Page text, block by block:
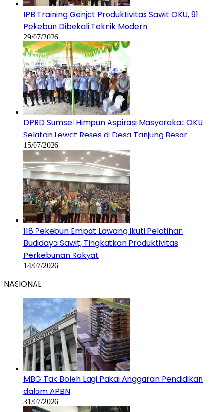
IPB Training Genjot Produktivitas Sawit OKU, 91
Pekebun Dibekali Teknik Modern
29/07/2026
DPRD Sumsel Himpun Aspirasi Masyarakat OKU
Selatan Lewat Reses di Desa Tanjung Besar
15/07/2026
118 Pekebun Empat Lawang Ikuti Pelatihan
Budidaya Sawit, Tingkatkan Produktivitas
Perkebunan Rakyat
14/07/2026
NASIONAL
MBG Tak Boleh Lagi Pakai Anggaran Pendidikan
dalam APBN
31/07/2026